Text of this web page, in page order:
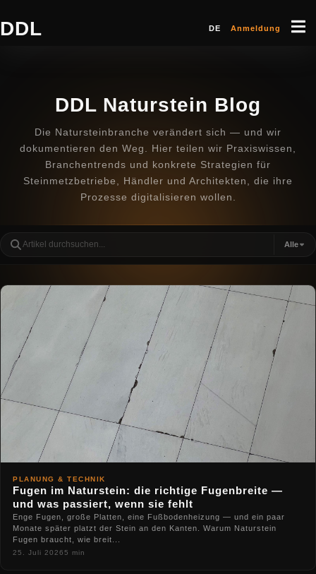
DDL DE Anmeldung
DDL Naturstein Blog
Die Natursteinbranche verändert sich — und wir
dokumentieren den Weg. Hier teilen wir Praxiswissen,
Branchentrends und konkrete Strategien für
Steinmetzbetriebe, Händler und Architekten, die ihre
Prozesse digitalisieren wollen.
Alle
PLANUNG & TECHNIK
Fugen im Naturstein: die richtige Fugenbreite —
und was passiert, wenn sie fehlt
Enge Fugen, große Platten, eine Fußbodenheizung — und ein paar
Monate später platzt der Stein an den Kanten. Warum Naturstein
Fugen braucht, wie breit...
25. Juli 20265 min